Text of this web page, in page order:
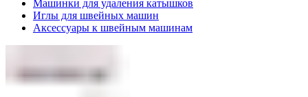
Машинки для удаления катышков
Иглы для швейных машин
Аксессуары к швейным машинам